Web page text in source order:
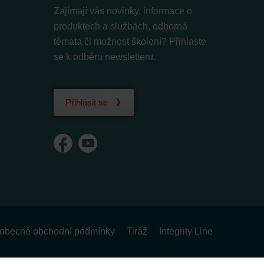
Zajímají vás novinky, informace o
produktech a službách, odborná
témata či možnost školení? Přihlaste
se k odběru newsletteru.
Přihlásit se
obchodní podmínky Tiráž Integrity Line